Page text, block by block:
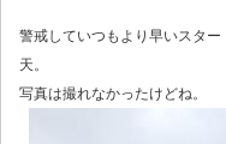
警戒していつもより早いスタ
天。
写真は撮れなかったけどね。